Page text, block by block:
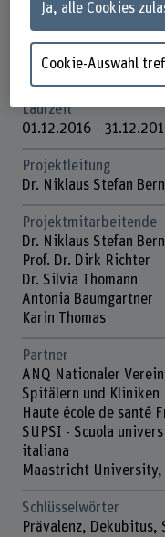
Pflege
Förderorganisation
Andere
Laufzeit
01.12.2016 -
Projektleitung
Dr. Niklaus Stefan
Projektmitarbeitende
Dr. Niklaus Stefan
Prof. Dr. Dirk Richter
Dr. Silvia Thomann
Antonia Baumgartner
Karin Thomas
Partner
ANQ Nationaler
Spitälern und Kliniken
Haute école de santé
SUPSI - Scuola
italiana
Maastricht University,
Schlüsselwörter
Prävalenz,
Ja, alle Cookies
Cookie-Auswahl